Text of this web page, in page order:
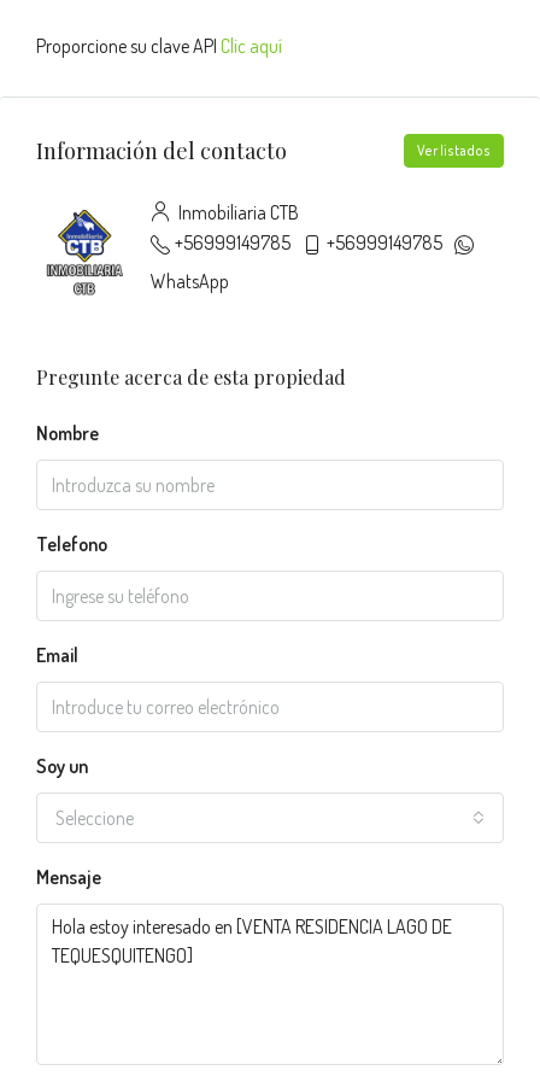
Proporcione su clave API Clic aquí
Información del contacto Ver listados
Inmobiliaria CTB
+56999149785
+56999149785
WhatsApp
Pregunte acerca de esta propiedad
Nombre
Telefono
Email
Soy un
Seleccione
Mensaje